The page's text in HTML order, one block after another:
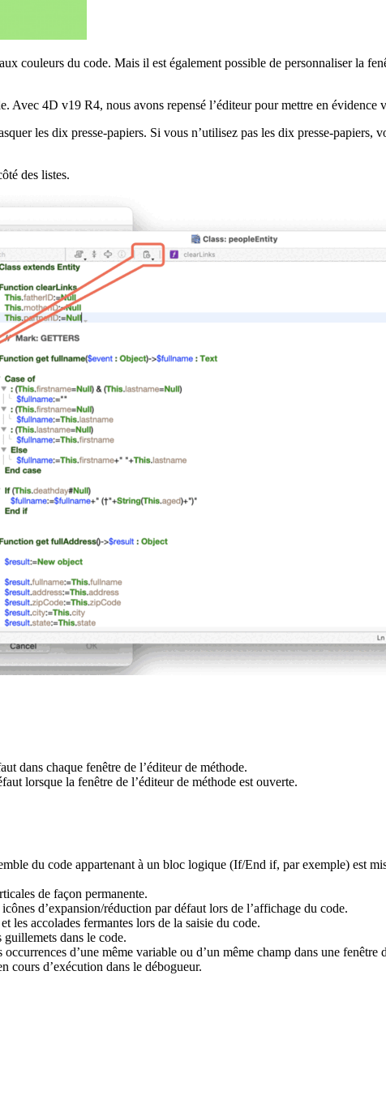
couleurs du code. Mais il est également possible de personnaliser la
Avec 4D v19 R4, nous avons repensé l’éditeur pour mettre en évidence
les dix presse-papiers. Si vous n’utilisez pas les dix presse-papiers,
des listes.
dans chaque fenêtre de l’éditeur de méthode.
lorsque la fenêtre de l’éditeur de méthode est ouverte.
du code appartenant à un bloc logique (If/End if, par exemple) est
de façon permanente.
d’expansion/réduction par défaut lors de l’affichage du code.
les accolades fermantes lors de la saisie du code.
dans le code.
d’une même variable ou d’un même champ dans une fenêtre
cours d’exécution dans le débogueur.